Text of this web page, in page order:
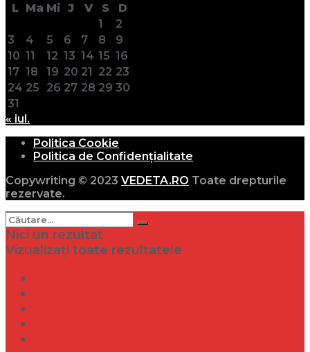
L Ma Mi J V S
D
1
2
3
4 5 6 7 8
9
10 11 12 13 14 15 16
17 18 19 20 21 22 23
24 25 26 27 28 29 30
31
« iul.
Politica Cookie
Politica de Confidențialitate
Copywriting © 2023 VEDETA.RO Toate drepturile
rezervate.
Nici un rezultat
Vizualizați toate rezultatele